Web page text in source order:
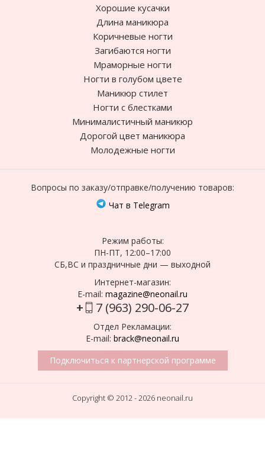
Хорошие кусачки
Длина маникюра
Коричневые ногти
Загибаются ногти
Мраморные ногти
Ногти в голубом цвете
Маникюр стилет
Ногти с блестками
Минималистичный маникюр
Дорогой цвет маникюра
Молодежные ногти
Вопросы по заказу/отправке/получению товаров:
Чат в Telegram
Режим работы:
ПН-ПТ, 12:00–17:00
СБ,ВС и праздничные дни — выходной
Интернет-магазин:
E-mail: magazine@neonail.ru
+ 7 (963) 290-06-27
Отдел Рекламации:
E-mail: brack@neonail.ru
Подключиться к партнерской программе
Copyright © 2012 - 2026 neonail.ru